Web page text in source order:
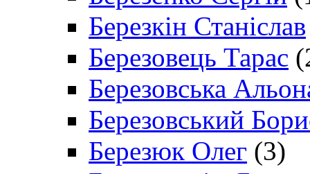
Березкін Станіслав
Березовець Тарас
Березовська
Березовський
Березюк Олег (3)